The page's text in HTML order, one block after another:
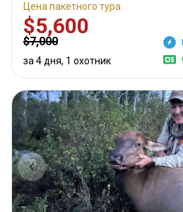
Цена пакетного тура
$5,600
$7,000
за 4 дня, 1 охотник